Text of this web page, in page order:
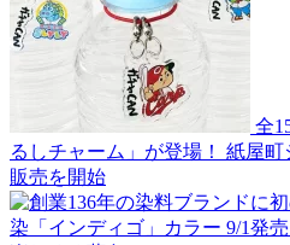
全
るしチャーム」が登場！ 紙屋町
販売を開始